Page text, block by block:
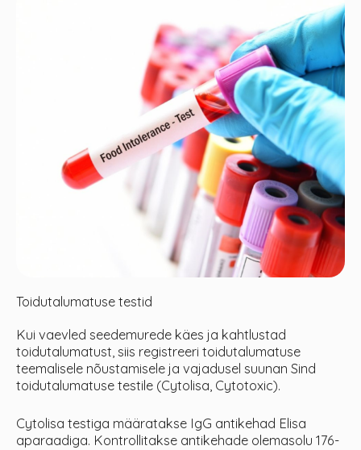
Toidutalumatuse testid
Kui vaevled seedemurede käes ja kahtlustad
toidutalumatust, siis registreeri toidutalumatuse
teemalisele nõustamisele ja vajadusel suunan Sind
toidutalumatuse testile (Cytolisa, Cytotoxic).
Cytolisa testiga määratakse IgG antikehad Elisa
aparaadiga. Kontrollitakse antikehade olemasolu 176-